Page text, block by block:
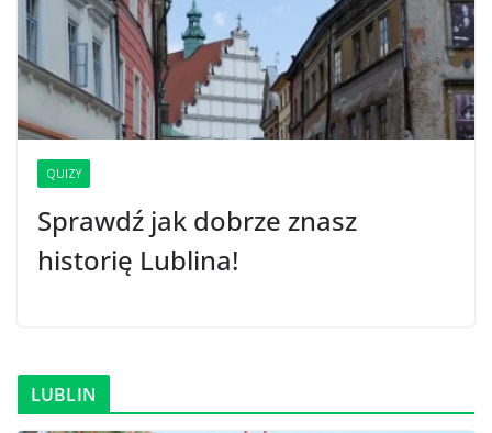
QUIZY
Sprawdź jak dobrze znasz
historię Lublina!
LUBLIN